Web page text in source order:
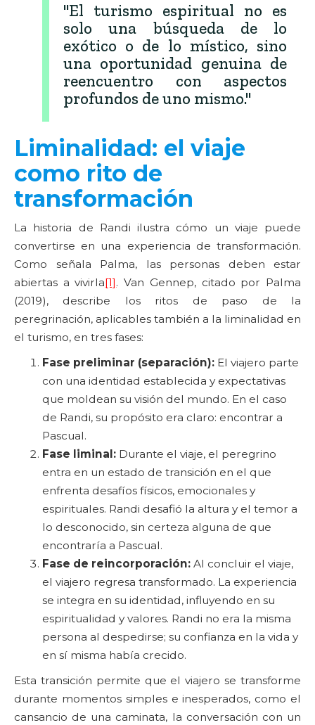
"El turismo espiritual no es
solo una búsqueda de lo
exótico o de lo místico, sino
una oportunidad genuina de
reencuentro con aspectos
profundos de uno mismo."
Liminalidad: el viaje
como rito de
transformación
La historia de Randi ilustra cómo un viaje puede
convertirse en una experiencia de transformación.
Como señala Palma, las personas deben estar
abiertas a vivirla[1]. Van Gennep, citado por Palma
(2019), describe los ritos de paso de la
peregrinación, aplicables también a la liminalidad en
el turismo, en tres fases:
Fase preliminar (separación): El viajero parte
con una identidad establecida y expectativas
que moldean su visión del mundo. En el caso
de Randi, su propósito era claro: encontrar a
Pascual.
Fase liminal: Durante el viaje, el peregrino
entra en un estado de transición en el que
enfrenta desafíos físicos, emocionales y
espirituales. Randi desafió la altura y el temor a
lo desconocido, sin certeza alguna de que
encontraría a Pascual.
Fase de reincorporación: Al concluir el viaje,
el viajero regresa transformado. La experiencia
se integra en su identidad, influyendo en su
espiritualidad y valores. Randi no era la misma
persona al despedirse; su confianza en la vida y
en sí misma había crecido.
Esta transición permite que el viajero se transforme
durante momentos simples e inesperados, como el
cansancio de una caminata, la conversación con un